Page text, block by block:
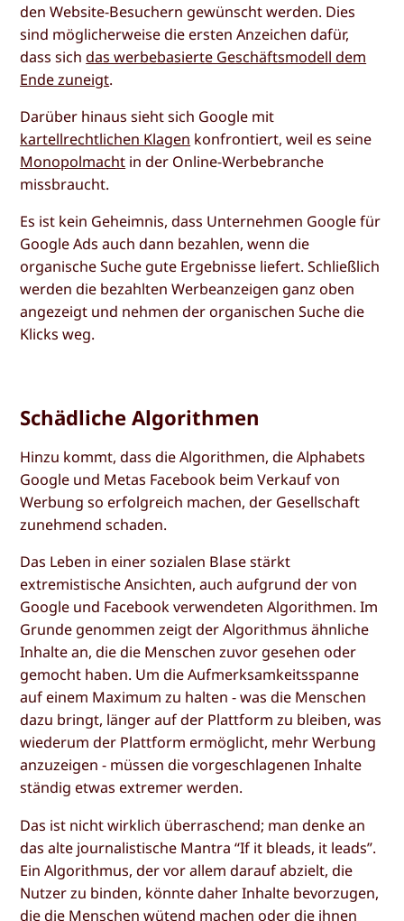
den Website-Besuchern gewünscht werden. Dies
sind möglicherweise die ersten Anzeichen dafür,
dass sichdas werbebasierte Geschäftsmodell dem
Ende zuneigt.
Darüber hinaus sieht sich Google mit
kartellrechtlichen Klagen konfrontiert, weil es seine
Monopolmacht in der Online-Werbebranche
missbraucht.
Es ist kein Geheimnis, dass Unternehmen Google für
Google Ads auch dann bezahlen, wenn die
organische Suche gute Ergebnisse liefert. Schließlich
werden die bezahlten Werbeanzeigen ganz oben
angezeigt und nehmen der organischen Suche die
Klicks weg.
Schädliche Algorithmen
Hinzu kommt, dass die Algorithmen, die Alphabets
Google und Metas Facebook beim Verkauf von
Werbung so erfolgreich machen, der Gesellschaft
zunehmend schaden.
Das Leben in einer sozialen Blase stärkt
extremistische Ansichten, auch aufgrund der von
Google und Facebook verwendeten Algorithmen. Im
Grunde genommen zeigt der Algorithmus ähnliche
Inhalte an, die die Menschen zuvor gesehen oder
gemocht haben. Um die Aufmerksamkeitsspanne
auf einem Maximum zu halten - was die Menschen
dazu bringt, länger auf der Plattform zu bleiben, was
wiederum der Plattform ermöglicht, mehr Werbung
anzuzeigen - müssen die vorgeschlagenen Inhalte
ständig etwas extremer werden.
Das ist nicht wirklich überraschend; man denke an
das alte journalistische Mantra “If it bleads, it leads”.
Ein Algorithmus, der vor allem darauf abzielt, die
Nutzer zu binden, könnte daher Inhalte bevorzugen,
die die Menschen wütend machen oder die ihnen